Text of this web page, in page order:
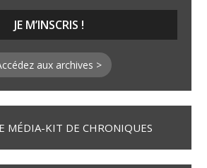
aux archives >
MÉDIA-KIT DE CHRONIQUES